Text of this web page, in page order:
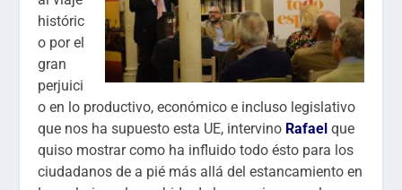
históric
o por el
gran
perjuici
o en lo productivo, económico e incluso legislativo
que nos ha supuesto esta UE, intervino Rafael que
quiso mostrar como ha influido todo ésto para los
ciudadanos de a pié más allá del estancamiento en